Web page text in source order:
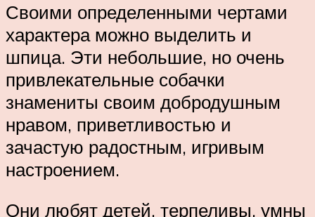
Своими определенными чертами
характера можно выделить и
шпица. Эти небольшие, но очень
привлекательные собачки
знамениты своим добродушным
нравом, приветливостью и
зачастую радостным, игривым
настроением.
Они любят детей, терпеливы, умны